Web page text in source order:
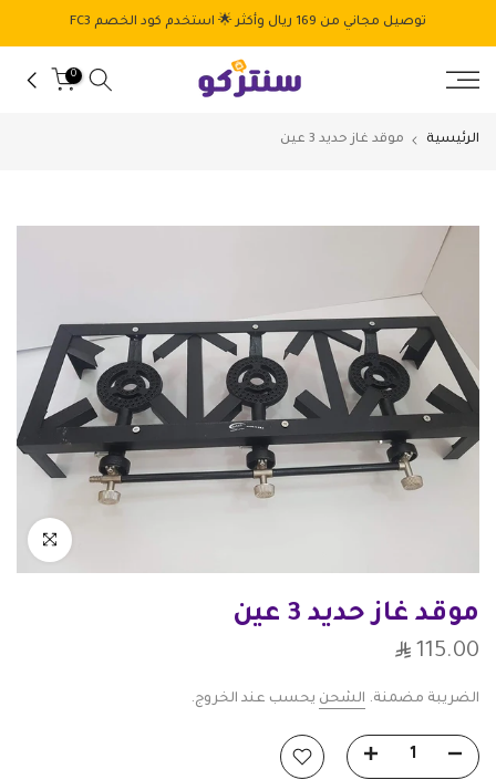
إلى
المحتوى
توصيل مجاني من 169 ريال وأكثر 🌟 استخدم كود الخصم FC3
0
الرئيسية موقد غاز حديد 3 عين
انقر للتكبير
موقد غاز حديد 3 عين
115.00
الضريبة مضمنة. الشحن يحسب عند الخروج.